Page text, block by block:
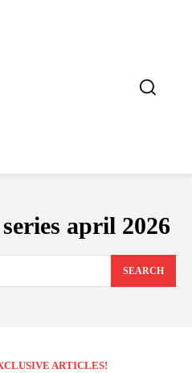
april 2026
SEARCH
ARTICLES!